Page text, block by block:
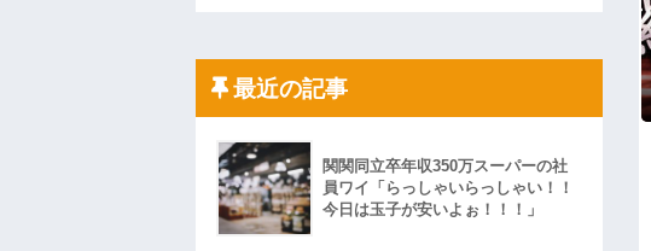
彼女がアイスコーヒーを作ってくれたんだけど、その
ハードオフに売っていた4万4000円のフィギュアがヤ
「こんな高いの？ｗｗ」「逆に超安い」
私「ちょっと、人の家の金庫触らないでよ！」キチマ
果・・・
私「初めて飲む味だけどなんのお茶？」彼「ちっ！」私
【GIF】JSのカンチョーワロタ
後続車にクラクションを鳴らされ彼氏が逆切れ。「何
んだ！降りてこいよ！」と怒鳴りだし...
最近の記事
関関同立卒年収350万スーパーの社
員ワイ「らっしゃいらっしゃい！！
今日は玉子が安いよぉ！！！」